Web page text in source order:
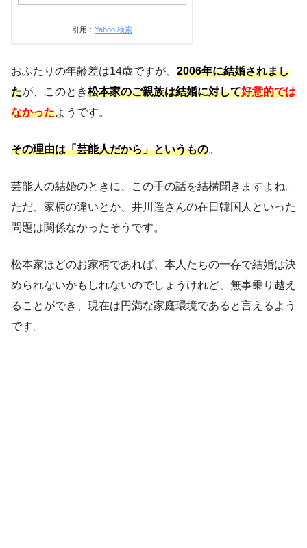
引用： Yahoo!検索
おふたりの年齢差は14歳ですが、 2006年に結婚されまし
たが、このとき松本家のご親族は結婚に対して好意的では
なかったようです。
その理由は「芸能人だから」というもの。
芸能人の結婚のときに、この手の話を結構聞きますよね。
ただ、家柄の違いとか、井川遥さんの在日韓国人といった
問題は関係なかったそうです。
松本家ほどのお家柄であれば、本人たちの一存で結婚は決
められないかもしれないのでしょうけれど、無事乗り越え
ることができ、現在は円満な家庭環境であると言えるよう
です。